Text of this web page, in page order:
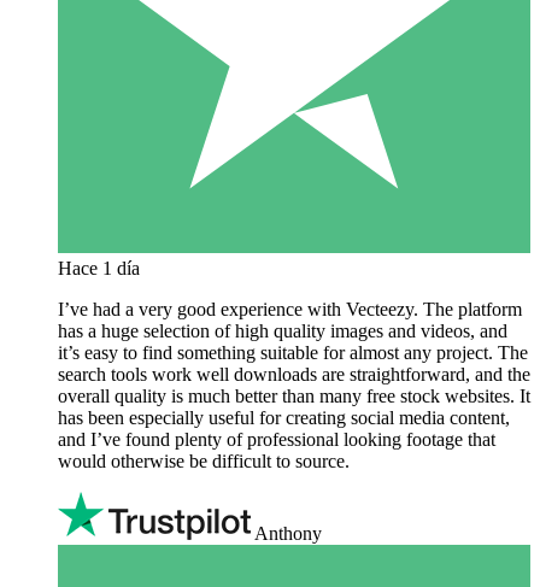
Hace 1 día
I’ve had a very good experience with Vecteezy. The platform
has a huge selection of high quality images and videos, and
it’s easy to find something suitable for almost any project. The
search tools work well downloads are straightforward, and the
overall quality is much better than many free stock websites. It
has been especially useful for creating social media content,
and I’ve found plenty of professional looking footage that
would otherwise be difficult to source.
Anthony